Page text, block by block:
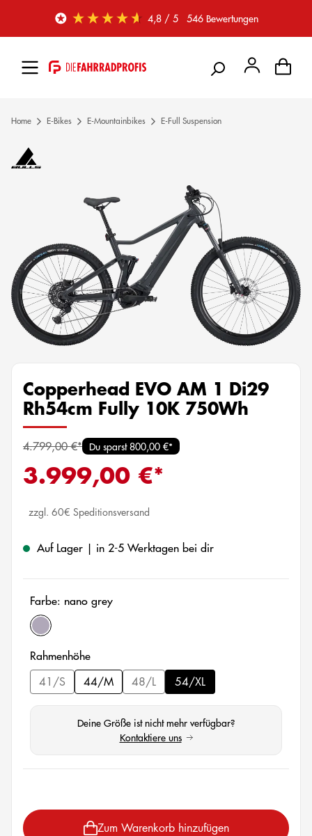
Zum Hauptinhalt springen 4,8/ 5 546 Bewertungen
Copperhead EVO AM 1 Di29
Rh54cm Fully 10K 750Wh
4.799,00 €* Du sparst 800,00 €*
3.999,00 €*
zzgl. 60€ Speditionsversand
Auf Lager | in 2-5 Werktagen bei dir
Farbe: nano grey
nano grey
Rahmenhöheauswählen
41/S(Diese Option ist zurzeit nicht verfügbar.)
44/M 48/L(Diese Option ist zurzeit nicht verfügbar.)
54/XL
Deine Größe ist nicht mehr verfügbar?
Kontaktiere uns
(öffnet in neuem Tab)
Zum Warenkorb hinzufügen
Home E-Bikes E-Mountainbikes E-Full Suspension